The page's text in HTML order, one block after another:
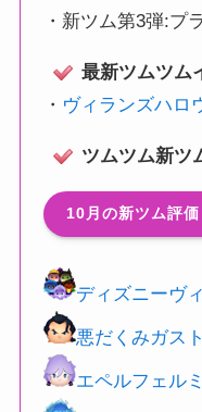
・ 新ツム第3弾:プ
最新ツムツム
・ ヴィランズハロ
ツムツム新ツ
10月の新ツム評
ディズニーヴ
悪だくみガス
エペルフェル